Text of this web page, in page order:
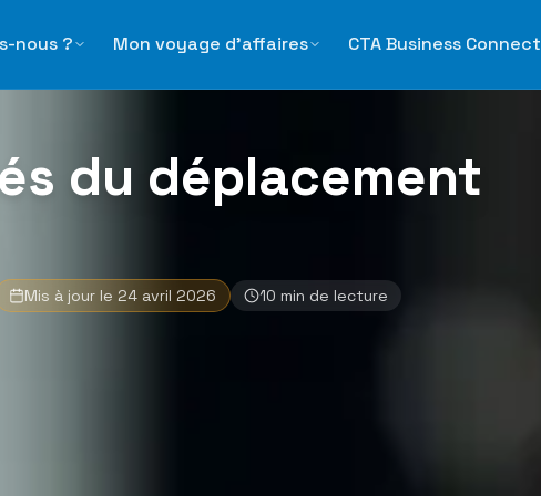
nous ? Mon voyage d'affaires CTA Business Connect
professionnel
du déplacement
Mis à jour le 24 avril 2026 10 min de lecture